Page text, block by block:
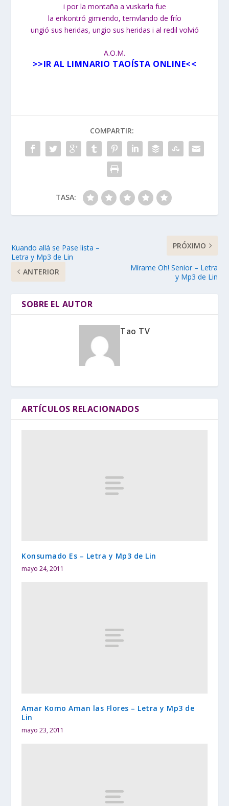
i por la montaña a vuskarla fue
la enkontró gimiendo, temvlando de frío
ungió sus heridas, ungio sus heridas i al redil volvió
A.O.M.
>>IR AL LIMNARIO TAOÍSTA ONLINE<<
COMPARTIR:
TASA:
Kuando allá se Pase lista –
Letra y Mp3 de Lin
ANTERIOR
PRÓXIMO
Mírame Oh! Senior – Letra
y Mp3 de Lin
SOBRE EL AUTOR
Tao TV
ARTÍCULOS RELACIONADOS
Konsumado Es – Letra y Mp3 de Lin
mayo 24, 2011
Amar Komo Aman las Flores – Letra y Mp3 de
Lin
mayo 23, 2011